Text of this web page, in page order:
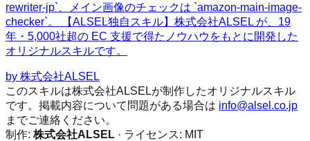
rewriter-jp`、メイン画像のチェックは `amazon-main-image-
checker`。 【ALSEL独自スキル】株式会社ALSEL が、19
年・5,000社超の EC 支援で得たノウハウをもとに開発した
オリジナルスキルです。
by 株式会社ALSEL
このスキルは株式会社ALSELが制作したオリジナルスキル
です。掲載内容について問題がある場合は info@alsel.co.jp
までご連絡ください。
制作: 株式会社ALSEL · ライセンス: MIT